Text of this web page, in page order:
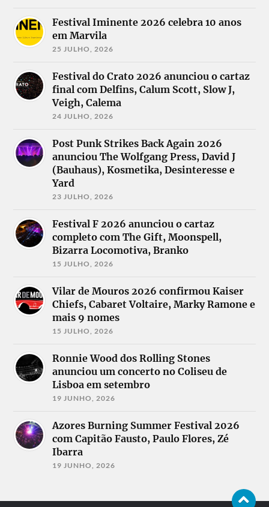
Festival Iminente 2026 celebra 10 anos
em Marvila
25 JULHO, 2026
Festival do Crato 2026 anunciou o cartaz
final com Delfins, Calum Scott, Slow J,
Veigh, Calema
24 JULHO, 2026
Post Punk Strikes Back Again 2026
anunciou The Wolfgang Press, David J
(Bauhaus), Kosmetika, Desinteresse e
Yard
23 JULHO, 2026
Festival F 2026 anunciou o cartaz
completo com The Gift, Moonspell,
Bizarra Locomotiva, Branko
15 JULHO, 2026
Vilar de Mouros 2026 confirmou Kaiser
Chiefs, Cabaret Voltaire, Marky Ramone e
mais 9 nomes
15 JULHO, 2026
Ronnie Wood dos Rolling Stones
anunciou um concerto no Coliseu de
Lisboa em setembro
19 JUNHO, 2026
Azores Burning Summer Festival 2026
com Capitão Fausto, Paulo Flores, Zé
Ibarra
19 JUNHO, 2026